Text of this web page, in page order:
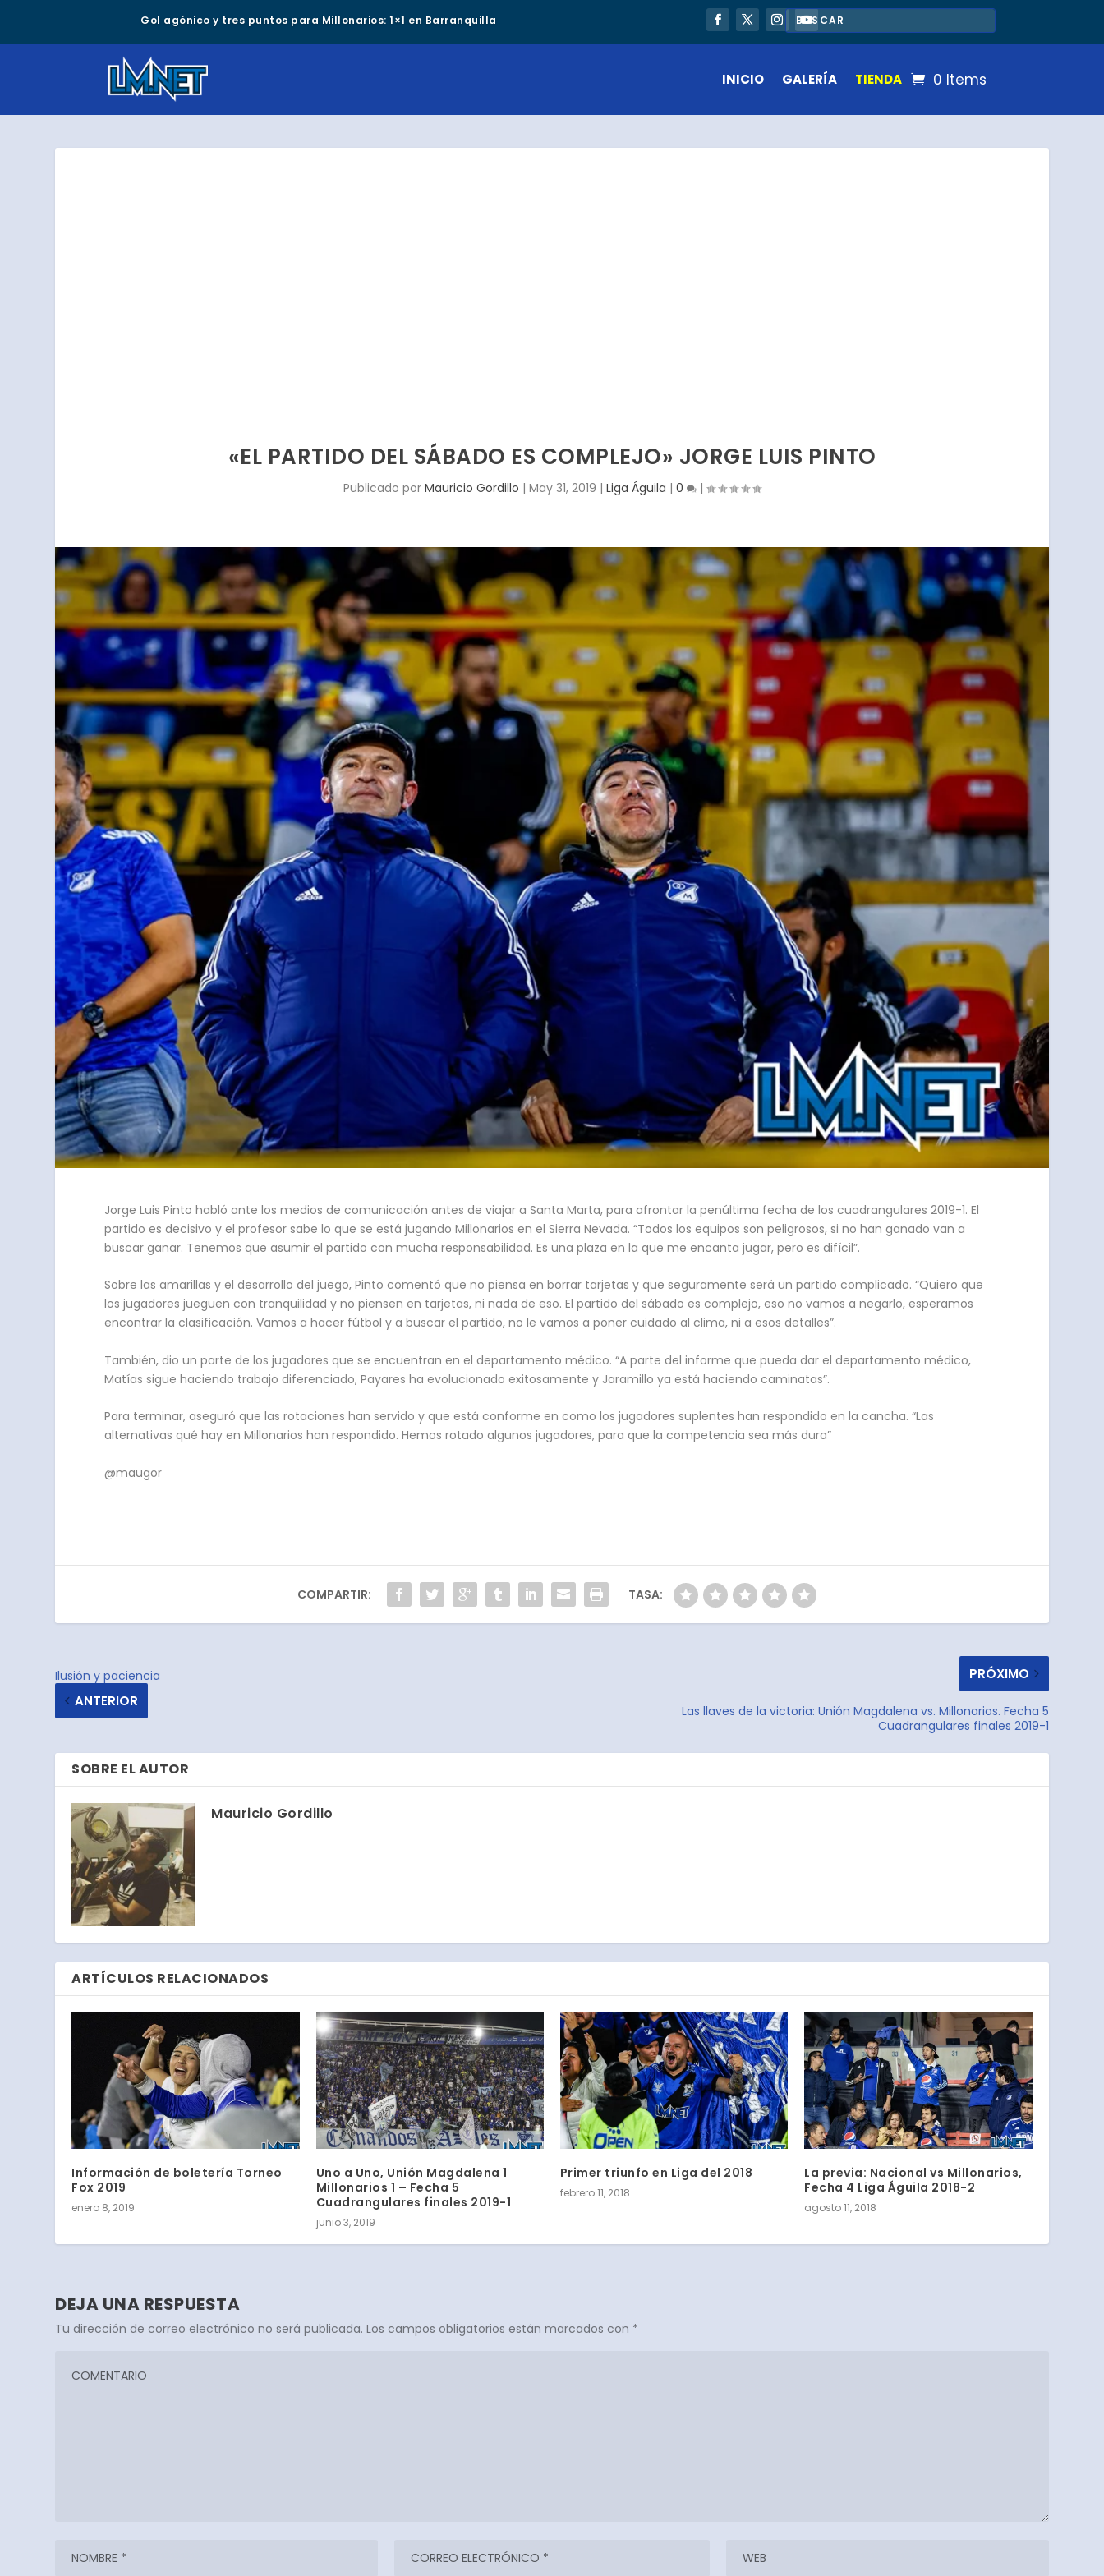
Gol agónico y tres puntos para Millonarios: 1×1 en Barranquilla
INICIO GALERÍA TIENDA 0 Items
«EL PARTIDO DEL SÁBADO ES COMPLEJO» JORGE LUIS PINTO
Publicado por Mauricio Gordillo | May 31, 2019 | Liga Águila | 0 |
Jorge Luis Pinto habló ante los medios de comunicación antes de viajar a Santa Marta, para afrontar la penúltima fecha de los cuadrangulares 2019-1. El
partido es decisivo y el profesor sabe lo que se está jugando Millonarios en el Sierra Nevada. “Todos los equipos son peligrosos, si no han ganado van a
buscar ganar. Tenemos que asumir el partido con mucha responsabilidad. Es una plaza en la que me encanta jugar, pero es difícil”.
Sobre las amarillas y el desarrollo del juego, Pinto comentó que no piensa en borrar tarjetas y que seguramente será un partido complicado. “Quiero que
los jugadores jueguen con tranquilidad y no piensen en tarjetas, ni nada de eso. El partido del sábado es complejo, eso no vamos a negarlo, esperamos
encontrar la clasificación. Vamos a hacer fútbol y a buscar el partido, no le vamos a poner cuidado al clima, ni a esos detalles”.
También, dio un parte de los jugadores que se encuentran en el departamento médico. “A parte del informe que pueda dar el departamento médico,
Matías sigue haciendo trabajo diferenciado, Payares ha evolucionado exitosamente y Jaramillo ya está haciendo caminatas”.
Para terminar, aseguró que las rotaciones han servido y que está conforme en como los jugadores suplentes han respondido en la cancha. “Las
alternativas qué hay en Millonarios han respondido. Hemos rotado algunos jugadores, para que la competencia sea más dura”
@maugor
COMPARTIR: TASA:
Ilusión y paciencia
ANTERIOR
PRÓXIMO
Las llaves de la victoria: Unión Magdalena vs. Millonarios. Fecha 5
Cuadrangulares finales 2019-1
SOBRE EL AUTOR
Mauricio Gordillo
ARTÍCULOS RELACIONADOS
Información de boletería Torneo
Fox 2019
enero 8, 2019
Uno a Uno, Unión Magdalena 1
Millonarios 1 – Fecha 5
Cuadrangulares finales 2019-1
junio 3, 2019
Primer triunfo en Liga del 2018
febrero 11, 2018
La previa: Nacional vs Millonarios,
Fecha 4 Liga Águila 2018-2
agosto 11, 2018
DEJA UNA RESPUESTA
Tu dirección de correo electrónico no será publicada. Los campos obligatorios están marcados con *